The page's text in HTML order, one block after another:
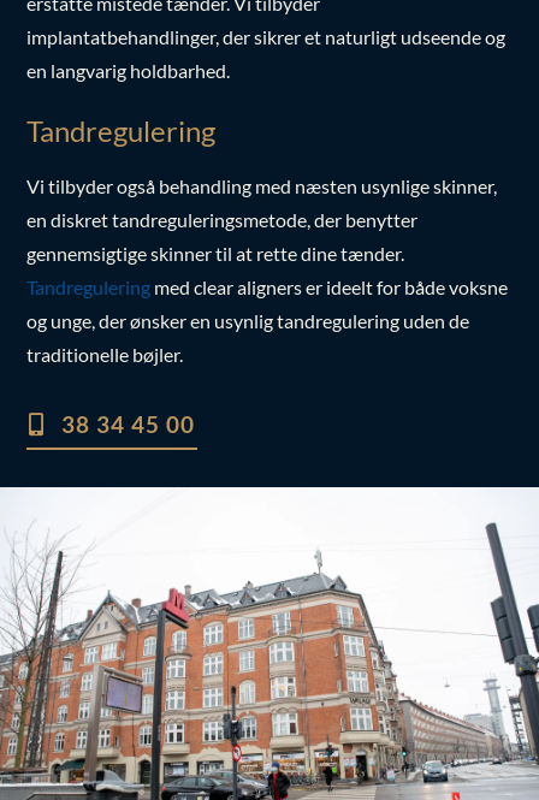
erstatte mistede tænder. Vi tilbyder
implantatbehandlinger, der sikrer et naturligt udseende og
en langvarig holdbarhed.
Tandregulering
Vi tilbyder også behandling med næsten usynlige skinner,
en diskret tandreguleringsmetode, der benytter
gennemsigtige skinner til at rette dine tænder.
Tandregulering
med clear aligners er ideelt for både voksne
og unge, der ønsker en usynlig tandregulering uden de
traditionelle bøjler.
38 34 45 00